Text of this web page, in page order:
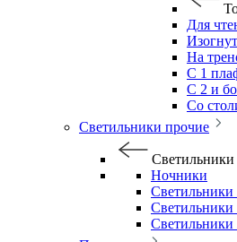
Для
На
С 1
С 2 и
Со
Светильники прочие
Светильники
Ночники
Светильники
Светильники